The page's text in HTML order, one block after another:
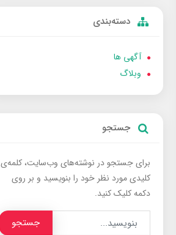
دسته‌بندی
آگهی ها
وبلاگ
جستجو
برای جستجو در نوشته‌های وب‌سایت، کلمه‌ی
کلیدی مورد نظر خود را بنویسید و بر روی
دکمه کلیک کنید.
جستجو